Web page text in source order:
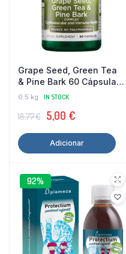
Grape Seed, Green Tea
& Pine Bark 60 Cápsulas
Swanson
0.5 kg IN STOCK
18,77€ O
preço
original
18,77 €.
5,00 €O
preço
atual
5,00 €.
Adicionar
92%